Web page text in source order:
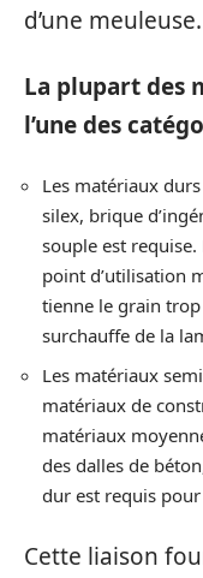
d’une meuleuse.
La plupart des
l’une des
Les matériaux
silex, brique
souple est
point d’utilisation
tienne le grain
surchauffe de la
Les matériaux
matériaux de
matériaux
des dalles de
dur est requis
Cette liaison